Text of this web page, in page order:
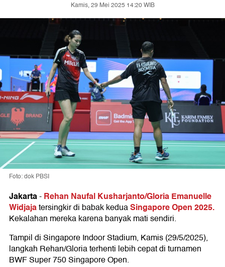
Kamis, 29 Mei 2025 14:20 WIB
Foto: dok PBSI
Jakarta-Rehan Naufal Kusharjanto/Gloria Emanuelle
Widjajatersingkir di babak keduaSingapore Open 2025.
Kekalahan mereka karena banyak mati sendiri.
Tampil di Singapore Indoor Stadium, Kamis (29/5/2025),
langkah Rehan/Gloria terhenti lebih cepat di turnamen
BWF Super 750 Singapore Open.